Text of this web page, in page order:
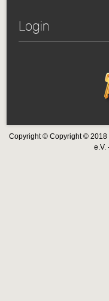
Login
Copyright © Copyright © 2018
e.V.